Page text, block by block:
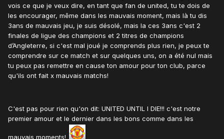
vois ce que je veux dire, en tant que fan de united, tu te dois de
les encourager, même dans les mauvais moment, mais là tu dis
3ans de mauvais jeu, je suis désolé, mais la ces 3ans c'est 2
finales de ligue des champions et 2 titres de champions
d’Angleterre, si c'est mal joué je comprends plus rien, je peux te
comprendre sur ce match et sur quelques uns, on a été nul mais
tu peux pas remettre en cause ton amour pour ton club, parce
qu'ils ont fait x mauvais matchs!
C'est pas pour rien qu'on dit: UNITED UNTIL I DIE!!! c'est notre
premier amour et le dernier dans les bons comme dans les
mauvais moments!